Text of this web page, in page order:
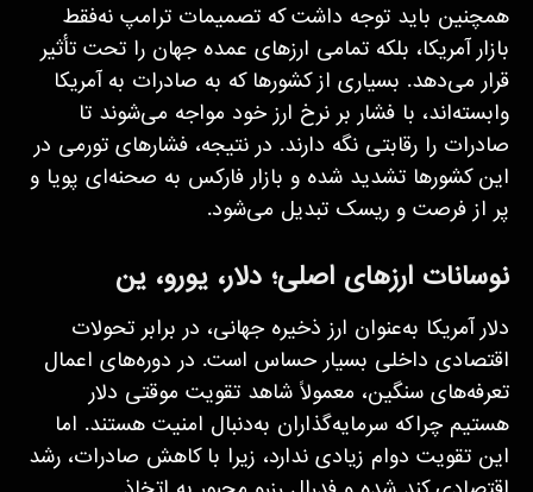
همچنین باید توجه داشت که تصمیمات ترامپ نه‌فقط
بازار آمریکا، بلکه تمامی ارزهای عمده جهان را تحت تأثیر
قرار می‌دهد. بسیاری از کشورها که به صادرات به آمریکا
وابسته‌اند، با فشار بر نرخ ارز خود مواجه می‌شوند تا
صادرات را رقابتی نگه دارند. در نتیجه، فشارهای تورمی در
این کشورها تشدید شده و بازار فارکس به صحنه‌ای پویا و
پر از فرصت و ریسک تبدیل می‌شود.
نوسانات ارزهای اصلی؛ دلار، یورو، ین
دلار آمریکا به‌عنوان ارز ذخیره جهانی، در برابر تحولات
اقتصادی داخلی بسیار حساس است. در دوره‌های اعمال
تعرفه‌های سنگین، معمولاً شاهد تقویت موقتی دلار
هستیم چراکه سرمایه‌گذاران به‌دنبال امنیت هستند. اما
این تقویت دوام زیادی ندارد، زیرا با کاهش صادرات، رشد